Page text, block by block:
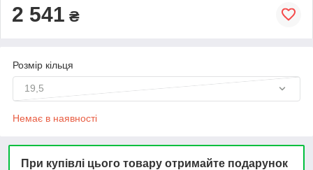
2 541 ₴
Розмір кільця
19,5
Немає в наявності
При купівлі цього товару отримайте подарунок